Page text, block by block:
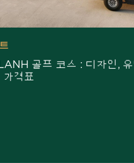
골프 코스 : 디자인,
격표